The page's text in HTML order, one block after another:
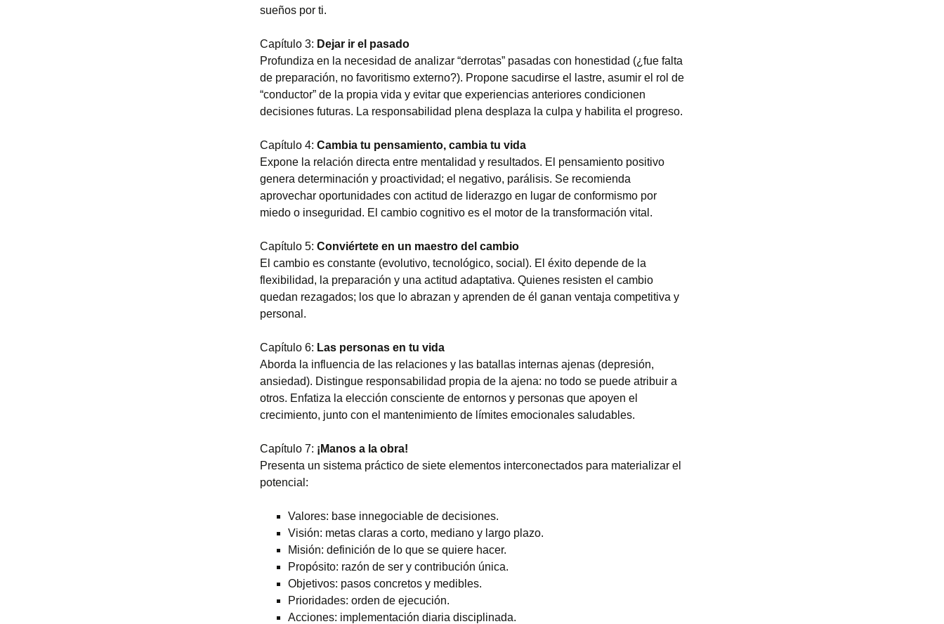
sueños por ti.
Capítulo 3: Dejar ir el pasado
Profundiza en la necesidad de analizar “derrotas” pasadas con honestidad (¿fue falta
de preparación, no favoritismo externo?). Propone sacudirse el lastre, asumir el rol de
“conductor” de la propia vida y evitar que experiencias anteriores condicionen
decisiones futuras. La responsabilidad plena desplaza la culpa y habilita el progreso.
Capítulo 4: Cambia tu pensamiento, cambia tu vida
Expone la relación directa entre mentalidad y resultados. El pensamiento positivo
genera determinación y proactividad; el negativo, parálisis. Se recomienda
aprovechar oportunidades con actitud de liderazgo en lugar de conformismo por
miedo o inseguridad. El cambio cognitivo es el motor de la transformación vital.
Capítulo 5: Conviértete en un maestro del cambio
El cambio es constante (evolutivo, tecnológico, social). El éxito depende de la
flexibilidad, la preparación y una actitud adaptativa. Quienes resisten el cambio
quedan rezagados; los que lo abrazan y aprenden de él ganan ventaja competitiva y
personal.
Capítulo 6: Las personas en tu vida
Aborda la influencia de las relaciones y las batallas internas ajenas (depresión,
ansiedad). Distingue responsabilidad propia de la ajena: no todo se puede atribuir a
otros. Enfatiza la elección consciente de entornos y personas que apoyen el
crecimiento, junto con el mantenimiento de límites emocionales saludables.
Capítulo 7: ¡Manos a la obra!
Presenta un sistema práctico de siete elementos interconectados para materializar el
potencial:
Valores: base innegociable de decisiones.
Visión: metas claras a corto, mediano y largo plazo.
Misión: definición de lo que se quiere hacer.
Propósito: razón de ser y contribución única.
Objetivos: pasos concretos y medibles.
Prioridades: orden de ejecución.
Acciones: implementación diaria disciplinada.